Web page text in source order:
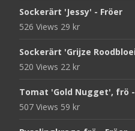
Sockerärt 'Jessy' - Fröer
526 Views 29 kr
Sockerärt 'Grijze
520 Views 22 kr
Tomat 'Gold Nugget', frö
507 Views 59 kr